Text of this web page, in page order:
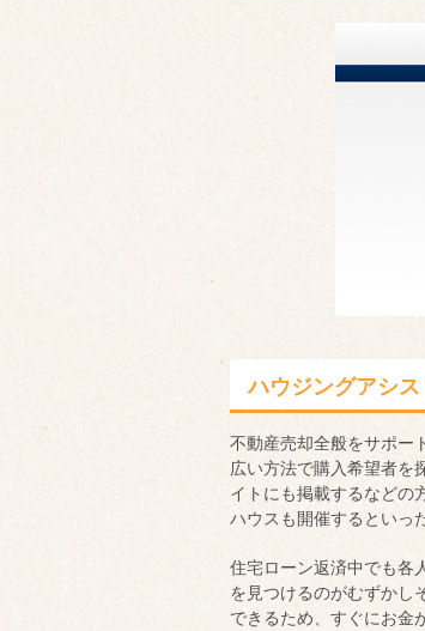
ハウジングアシ
不動産売却全般をサポー
広い方法で購入希望者を
イトにも掲載するなどの
ハウスも開催するといっ
住宅ローン返済中でも各
を見つけるのがむずかし
できるため、すぐにお金